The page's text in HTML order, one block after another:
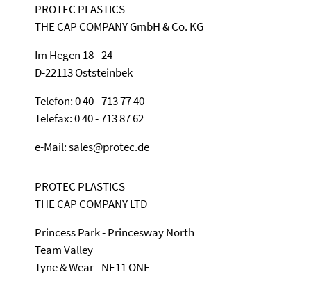
PROTEC PLASTICS
THE CAP COMPANY GmbH & Co. KG
Im Hegen 18 - 24
D-22113 Oststeinbek
Telefon: 0 40 - 713 77 40
Telefax: 0 40 - 713 87 62
e-Mail: sales@protec.de
PROTEC PLASTICS
THE CAP COMPANY LTD
Princess Park - Princesway North
Team Valley
Tyne & Wear - NE11 ONF